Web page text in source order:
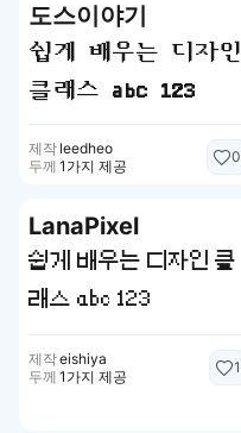
도스이야기
쉽게 배우는 디자인
클래스 abc 123
제작 leedheo
두께 1가지 제공
0
LanaPixel
쉽게 배우는 디자인 클
래스 abc 123
제작eishiya
두께 1가지 제공
1